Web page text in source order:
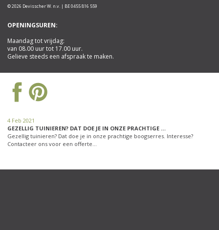
© 2026 Devisscher W. n.v. | BE 0455 816 559
OPENINGSUREN:
Maandag tot vrijdag:
van 08.00 uur tot 17.00 uur.
Gelieve steeds een afspraak te maken.
4 Feb 2021
GEZELLIG TUINIEREN? DAT DOE JE IN ONZE PRACHTIGE …
Gezellig tuinieren? Dat doe je in onze prachtige boogserres. Interesse?
Contacteer ons voor een offerte…